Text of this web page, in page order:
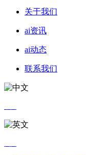
关于我们
ai资讯
ai动态
联系我们